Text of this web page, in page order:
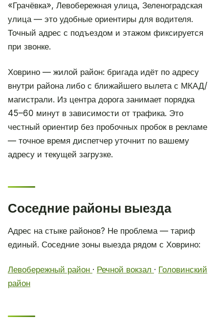
«Грачёвка», Левобережная улица, Зеленоградская
улица — это удобные ориентиры для водителя.
Точный адрес с подъездом и этажом фиксируется
при звонке.
Ховрино — жилой район: бригада идёт по адресу
внутри района либо с ближайшего вылета с МКАД/
магистрали. Из центра дорога занимает порядка
45–60 минут в зависимости от трафика. Это
честный ориентир без пробочных пробок в рекламе
— точное время диспетчер уточнит по вашему
адресу и текущей загрузке.
Соседние районы выезда
Адрес на стыке районов? Не проблема — тариф
единый. Соседние зоны выезда рядом с Ховрино:
Левобережный район · Речной вокзал · Головинский
район